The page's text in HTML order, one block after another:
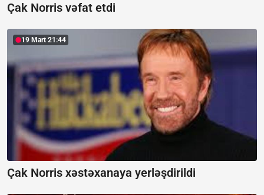
Çak Norris vəfat etdi
19 Mart 21:44
Çak Norris xəstəxanaya yerləşdirildi